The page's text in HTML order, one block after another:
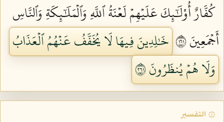
كُفَّارٌ أُوْلَٰٓئِكَ عَلَيۡهِمۡ لَعۡنَةُ ٱللَّهِ وَٱلۡمَلَٰٓئِكَةِ وَٱلنَّاسِ
أَجۡمَعِينَ ١٦١
خَٰلِدِينَ فِيهَا لَا يُخَفَّفُ عَنۡهُمُ ٱلۡعَذَابُ
وَلَا هُمۡ يُنظَرُونَ ١٦٢
۞ التفسير